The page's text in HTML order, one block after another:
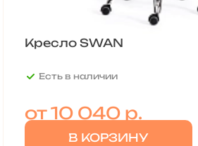
Кресло SWAN
Есть в наличии
от10 040 р.
В КОРЗИНУ